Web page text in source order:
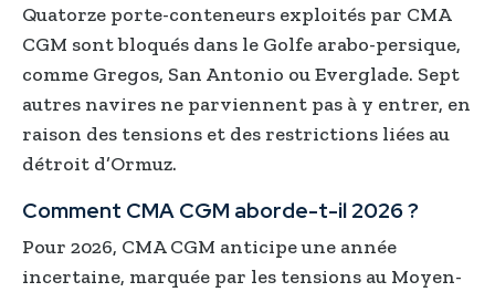
Quatorze porte-conteneurs exploités par CMA
CGM sont bloqués dans le Golfe arabo-persique,
comme Gregos, San Antonio ou Everglade. Sept
autres navires ne parviennent pas à y entrer, en
raison des tensions et des restrictions liées au
détroit d’Ormuz.
Comment CMA CGM aborde-t-il 2026 ?
Pour 2026, CMA CGM anticipe une année
incertaine, marquée par les tensions au Moyen-